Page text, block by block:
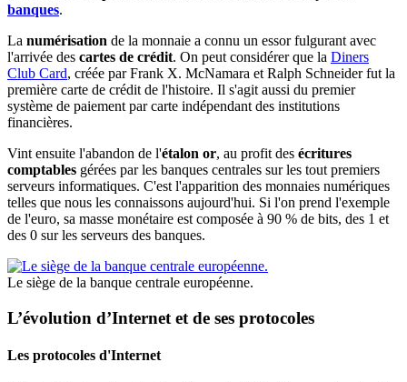
banques.
La numérisation de la monnaie a connu un essor fulgurant avec
l'arrivée des cartes de crédit. On peut considérer que la Diners
Club Card, créée par Frank X. McNamara et Ralph Schneider fut la
première carte de crédit de l'histoire. Il s'agit aussi du premier
système de paiement par carte indépendant des institutions
financières.
Vint ensuite l'abandon de l'étalon or, au profit des écritures
comptables gérées par les banques centrales sur les tout premiers
serveurs informatiques. C'est l'apparition des monnaies numériques
telles que nous les connaissons aujourd'hui. Si l'on prend l'exemple
de l'euro, sa masse monétaire est composée à 90 % de bits, des 1 et
des 0 sur les serveurs des banques.
Le siège de la banque centrale européenne.
L’évolution d’Internet et de ses protocoles
Les protocoles d'Internet